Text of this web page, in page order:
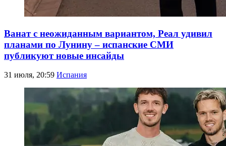
Ванат с неожиданным вариантом, Реал удивил
планами по Лунину – испанские СМИ
публикуют новые инсайды
31 июля, 20:59 Испания